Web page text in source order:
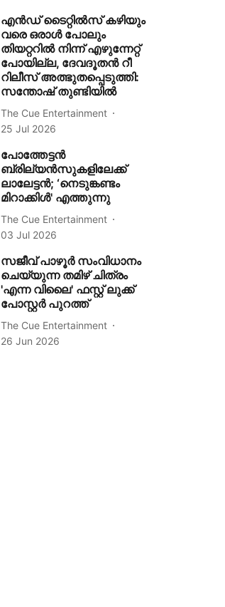
എൻഡ് ടൈറ്റിൽസ് കഴിയും
വരെ ഒരാൾ പോലും
തിയറ്ററിൽ നിന്ന് എഴുന്നേറ്റ്
പോയില്ല, ദേവദൂതൻ റീ
റിലീസ് അത്ഭുതപ്പെടുത്തി:
സന്തോഷ് തുണ്ടിയിൽ
The Cue Entertainment
25 Jul 2026
പോത്തേട്ടൻ
ബ്രില്യൻസുകളിലേക്ക്
ലാലേട്ടൻ; ‘നെടുങ്കണ്ടം
മിറാക്കിൾ' എത്തുന്നു
The Cue Entertainment
03 Jul 2026
സജീവ് പാഴൂര്‍ സംവിധാനം
ചെയ്യുന്ന തമിഴ് ചിത്രം
'എന്ന വിലൈ' ഫസ്റ്റ് ലുക്ക്
പോസ്റ്റര്‍ പുറത്ത്
The Cue Entertainment
26 Jun 2026